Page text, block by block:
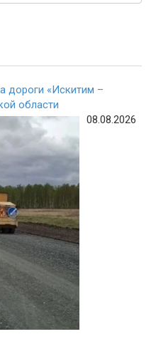
дороги «Искитим –
области
08.08.2026